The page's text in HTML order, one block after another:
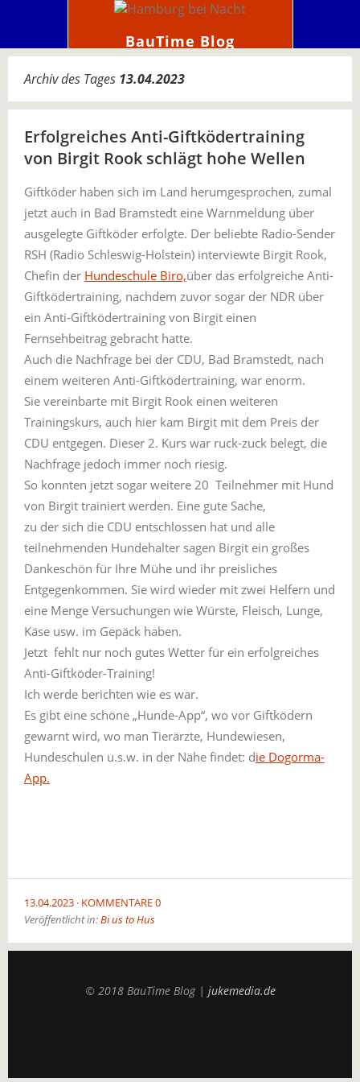
BauTime Blog
Archiv des Tages 13.04.2023
Erfolgreiches Anti-Giftködertraining
von Birgit Rook schlägt hohe Wellen
Giftköder haben sich im Land herumgesprochen, zumal
jetzt auch in Bad Bramstedt eine Warnmeldung über
ausgelegte Giftköder erfolgte. Der beliebte Radio-Sender
RSH (Radio Schleswig-Holstein) interviewte Birgit Rook,
Chefin der Hundeschule Biro,über das erfolgreiche Anti-
Giftködertraining, nachdem zuvor sogar der NDR über
ein Anti-Giftködertraining von Birgit einen
Fernsehbeitrag gebracht hatte.
Auch die Nachfrage bei der CDU, Bad Bramstedt, nach
einem weiteren Anti-Giftködertraining, war enorm.
Sie vereinbarte mit Birgit Rook einen weiteren
Trainingskurs, auch hier kam Birgit mit dem Preis der
CDU entgegen. Dieser 2. Kurs war ruck-zuck belegt, die
Nachfrage jedoch immer noch riesig.
So konnten jetzt sogar weitere 20 Teilnehmer mit Hund
von Birgit trainiert werden. Eine gute Sache,
zu der sich die CDU entschlossen hat und alle
teilnehmenden Hundehalter sagen Birgit ein großes
Dankeschön für Ihre Mühe und ihr preisliches
Entgegenkommen. Sie wird wieder mit zwei Helfern und
eine Menge Versuchungen wie Würste, Fleisch, Lunge,
Käse usw. im Gepäck haben.
Jetzt fehlt nur noch gutes Wetter für ein erfolgreiches
Anti-Giftköder-Training!
Ich werde berichten wie es war.
Es gibt eine schöne „Hunde-App“, wo vor Giftködern
gewarnt wird, wo man Tierärzte, Hundewiesen,
Hundeschulen u.s.w. in der Nähe findet: die Dogorma-
App.
13.04.2023 KOMMENTARE 0
Veröffentlicht in:Bi us to Hus
© 2018 BauTime Blog | jukemedia.de